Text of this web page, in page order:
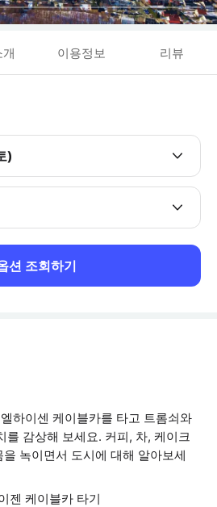
이용정보 리뷰
)
션 조회하기
하이센 케이블카를 타고 트롬쇠와
를 감상해 보세요. 커피, 차, 케이크
녹이면서 도시에 대해 알아보세
젠 케이블카 타기